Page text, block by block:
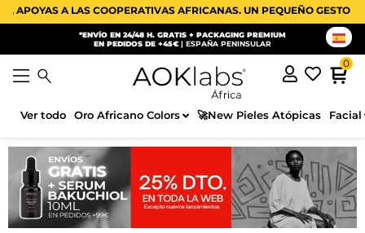
A LAS COOPERATIVAS AFRICANAS. UN PEQUEÑO GESTO
*ENVÍO EN 24/48 H. GRATIS + PACKAGING PREMIUM
EN PEDIDOS DE +45€| ESPAÑA PENINSULAR
Ver todo Oro Africano Colors 🚀New Pieles Atópicas Facial